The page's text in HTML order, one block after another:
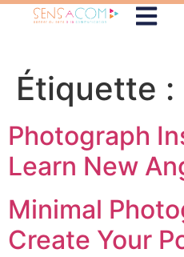
Étiquette :
Photograph
Learn New
Minimal
Create Your